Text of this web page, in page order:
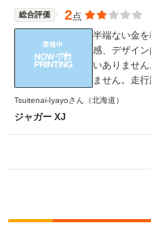
総合評価 2点
半端ない金
感、デザイ
いありませ
ません。走
でしょう。
背景で関わ
ボンビーみ
行く予感が
Tsuitenai-Iyayoさん （北海道）
ジャガー XJ